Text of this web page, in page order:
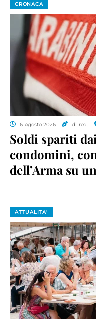
CRONACA
6 Agosto 2026 di red.
Soldi spariti
condomini,
dell’Arma su
ATTUALITA'